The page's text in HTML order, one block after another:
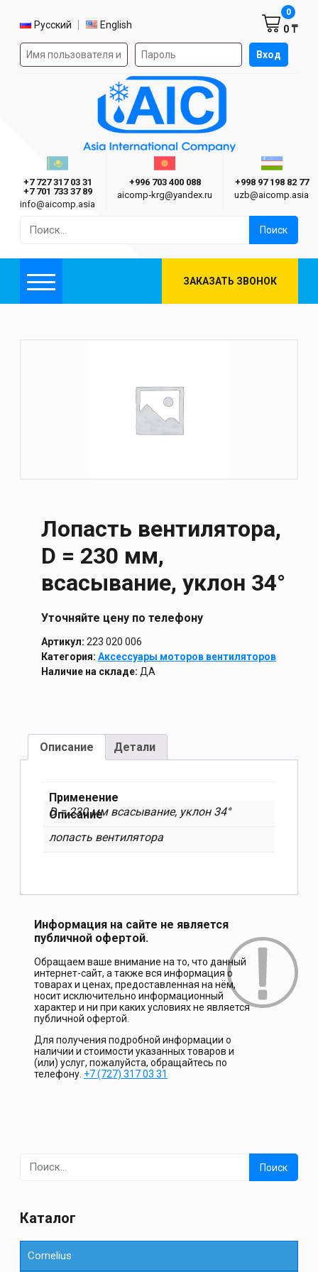
Выбор языка
Русский English
Форма авторизации на сайте Вход
0 ₸
0
Asia International Company
Казахстан г. Алматы
+7 727 317 03 31
+7 701 733 37 89
info@aicomp.asia
Киргизия г. Бишкек
+996 703 400 088
aicomp‑krg@yandex.ru
+998 97 198 82 77
uzb@aicomp.asia
Меню ЗАКАЗАТЬ ЗВОНОК
Лопасть вентилятора,
D = 230 мм,
всасывание, уклон 34°
Уточняйте цену по телефону
Артикул: 223 020 006
Категория: Аксессуары моторов вентиляторов
Наличие на складе: ДА
Описание Детали
Применение
D = 230 мм всасывание, уклон 34°
Описание
лопасть вентилятора
Информация на сайте не является
публичной офертой.
Обращаем ваше внимание на то, что данный
интернет-сайт, а также вся информация о
товарах и ценах, предоставленная на нём,
носит исключительно информационный
характер и ни при каких условиях не является
публичной офертой.
Для получения подробной информации о
наличии и стоимости указанных товаров и
(или) услуг, пожалуйста, обращайтесь по
телефону. +7 (727) 317 03 31
Найти:
Каталог
Cornelius